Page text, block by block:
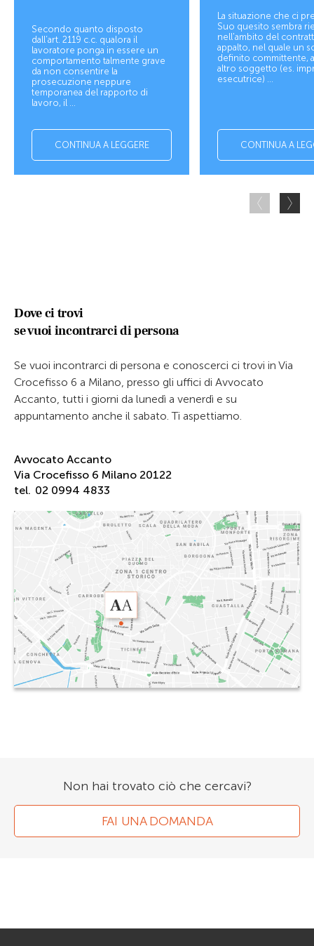
Secondo quanto disposto
dall’art. 2119 c.c. qualora il
lavoratore ponga in essere un
comportamento talmente grave
da non consentire la
prosecuzione neppure
temporanea del rapporto di
lavoro, il ...
CONTINUA A LEGGERE
La situazione che ci
Suo quesito sembra
nell'ambito del
appalto, nel quale un
definito committente,
altro soggetto (es.
esecutrice) ...
CONTINUA A
Dove ci trovi
se vuoi incontrarci di persona
Se vuoi incontrarci di persona e conoscerci ci trovi in Via
Crocefisso 6 a Milano, presso gli uffici di Avvocato
Accanto, tutti i giorni da lunedì a venerdì e su
appuntamento anche il sabato. Ti aspettiamo.
Avvocato Accanto
Via Crocefisso 6 Milano 20122
tel. 02 0994 4833
Non hai trovato ciò che cercavi?
FAI UNA DOMANDA